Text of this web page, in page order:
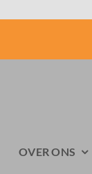
OVER ONS